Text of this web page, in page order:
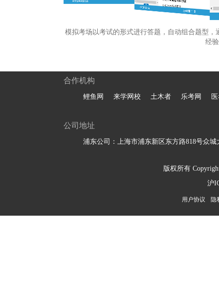
模拟考场以考试的形式进行答题，自动组合题型
经
合作机构
鲤鱼网 来学网校 土木者 乐考网
公司地址
浦东公司：上海市浦东新区东方路818号众城
版权所有
沪
用户协议 隐